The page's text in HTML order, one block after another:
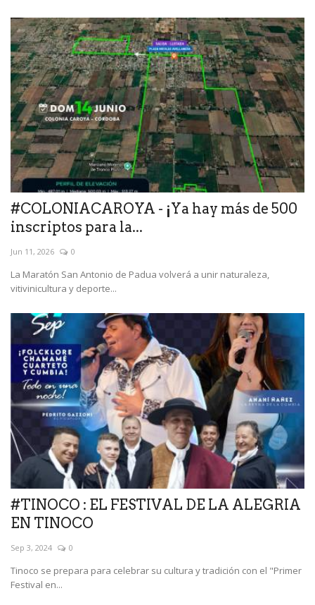
#COLONIACAROYA - ¡Ya hay más de 500
inscriptos para la...
Jun 11, 2026 0
La Maratón San Antonio de Padua volverá a unir naturaleza,
vitivinicultura y deporte...
#TINOCO : EL FESTIVAL DE LA ALEGRIA
EN TINOCO
Sep 3, 2024 0
Tinoco se prepara para celebrar su cultura y tradición con el "Primer
Festival en...